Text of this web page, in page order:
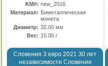
KM#: new_2016
Материал: Биметаллическая
монета
Диаметр: 32.00 мм
Вес: 15.00 г
Словения 3 евро 2021 30 лет
независимости Словении